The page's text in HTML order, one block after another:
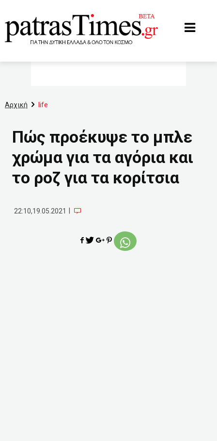
Αρχική life
Πώς προέκυψε το μπλε
χρώμα για τα αγόρια και
το ροζ για τα κορίτσια
22:10,19.05.2021